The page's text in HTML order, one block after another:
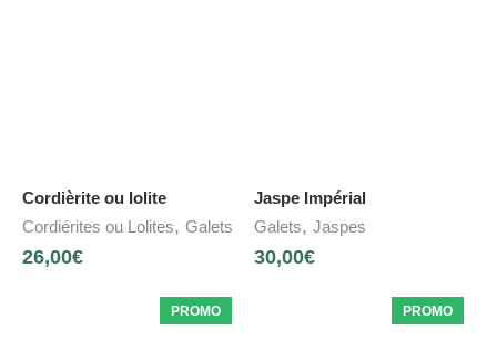
Cordièrite ou Iolite
Cordiérites ou Lolites, Galets
26,00€
Jaspe Impérial
Galets, Jaspes
30,00€
PROMO PROMO